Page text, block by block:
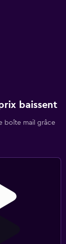
baissent
boîte mail grâce